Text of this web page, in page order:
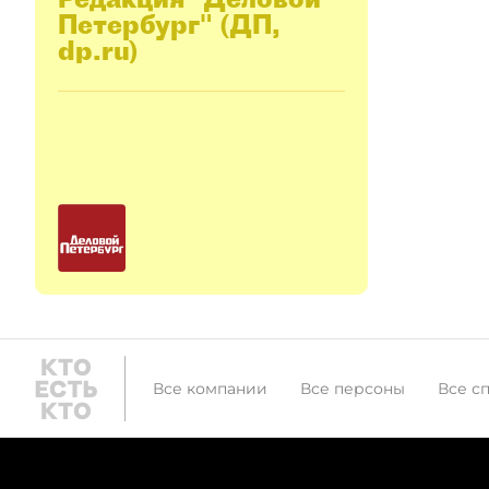
Петербург" (ДП,
dp.ru)
Все компании Все персоны Все